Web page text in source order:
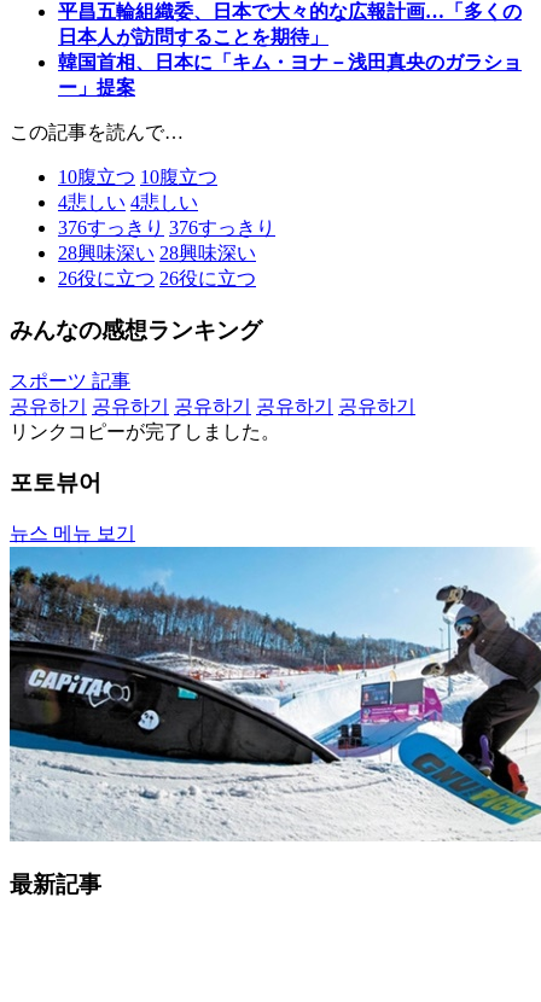
平昌五輪組織委、日本で大々的な広報計画…「多くの
日本人が訪問することを期待」
韓国首相、日本に「キム・ヨナ－浅田真央のガラショ
ー」提案
この記事を読んで…
10腹立つ 10腹立つ
4悲しい 4悲しい
376すっきり 376すっきり
28興味深い 28興味深い
26役に立つ 26役に立つ
みんなの感想ランキング
スポーツ 記事
공유하기
공유하기 공유하기 공유하기
공유하기
リンクコピーが完了しました。
포토뷰어
뉴스 메뉴 보기
最新記事